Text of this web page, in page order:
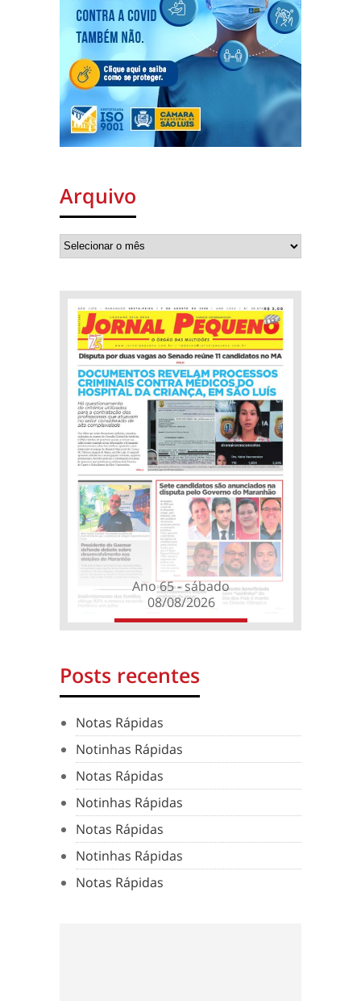
Arquivo
Ano 65 - sábado
08/08/2026
Posts recentes
Notas Rápidas
Notinhas Rápidas
Notas Rápidas
Notinhas Rápidas
Notas Rápidas
Notinhas Rápidas
Notas Rápidas